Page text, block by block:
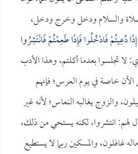
والسلام ودخل وخرج ودخل،
دُعِيتُمْ فَادْخُلُوا فَإِذَا طَعِمْتُمْ فَانْتَشِرُوا
)، أي: لا تجلسوا بعدما أكلتم، وهذا الأدب
خاصة في يوم العرس؛ فإنهم
والزوج يغالبه النعاس؛ لأنه غير
لهم: انتشروا، لكنه يستحي من ذلك،
غافلون، والمسكين ربما لا يستطيع